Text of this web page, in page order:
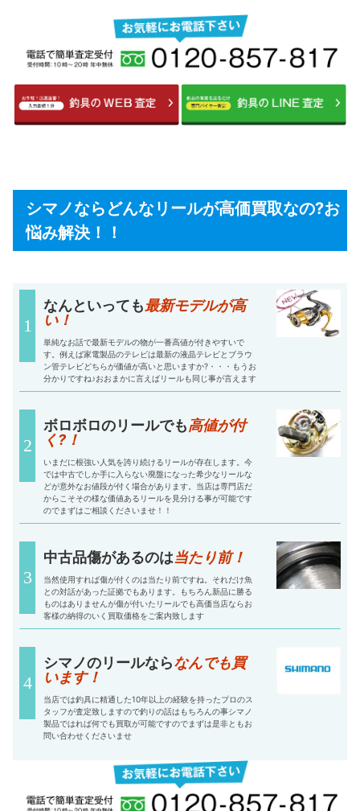
シマノならどんなリールが高価買取なの?お
悩み解決！！
なんといっても最新モデルが高
い！
単純なお話で最新モデルの物が一番高値が付きやすいで
す。例えば家電製品のテレビは最新の液晶テレビとブラウ
ン管テレビどちらが価値が高いと思いますか?・・・もうお
分かりですね♪おおまかに言えばリールも同じ事が言えます
ボロボロのリールでも高値が付
く?！
いまだに根強い人気を誇り続けるリールが存在します。今
では中古でしか手に入らない廃盤になった希少なリールな
どが意外なお値段が付く場合があります。当店は専門店だ
からこそその様な価値あるリールを見分ける事が可能です
のでまずはご相談くださいませ！！
中古品傷があるのは当たり前！
当然使用すれば傷が付くのは当たり前ですね。それだけ魚
との対話があった証拠でもあります。もちろん新品に勝る
ものはありませんが傷が付いたリールでも高価当店ならお
客様の納得のいく買取価格をご案内致します
シマノのリールならなんでも買
います！
当店では釣具に精通した10年以上の経験を持ったプロのス
タッフが査定致しますので釣りの話はもちろんの事シマノ
製品ではれば何でも買取が可能ですのでまずは是非ともお
問い合わせくださいませ